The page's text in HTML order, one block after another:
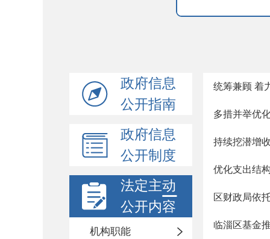
政府信息
公开指南
政府信息
公开制度
法定主动
公开内容
机构职能
统筹兼顾 着
多措并举优
持续挖潜增
优化支出结
区财政局依
临淄区基金